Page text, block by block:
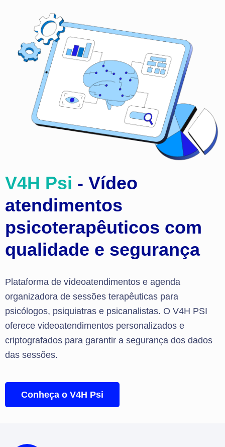
V4H Psi - Vídeo
atendimentos
psicoterapêuticos com
qualidade e segurança
Plataforma de vídeoatendimentos e agenda
organizadora de sessões terapêuticas para
psicólogos, psiquiatras e psicanalistas. O V4H PSI
oferece videoatendimentos personalizados e
criptografados para garantir a segurança dos dados
das sessões.
Conheça o V4H Psi